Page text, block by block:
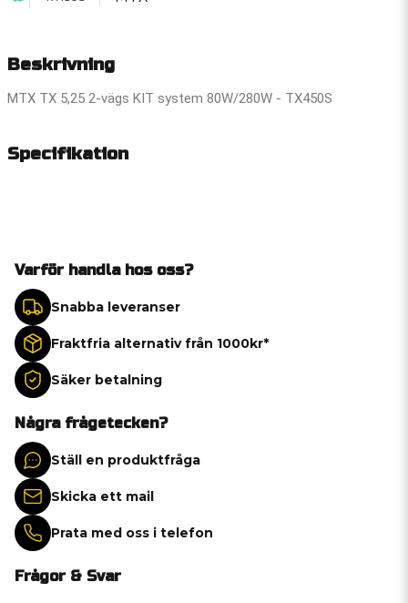
Beskrivning
MTX TX 5,25 2-vägs KIT system 80W/280W - TX450S
Specifikation
Varför handla hos oss?
Snabba leveranser
Fraktfria alternativ från 1000kr*
Säker betalning
Några frågetecken?
Ställ en produktfråga
Skicka ett mail
Prata med oss i telefon
Frågor & Svar